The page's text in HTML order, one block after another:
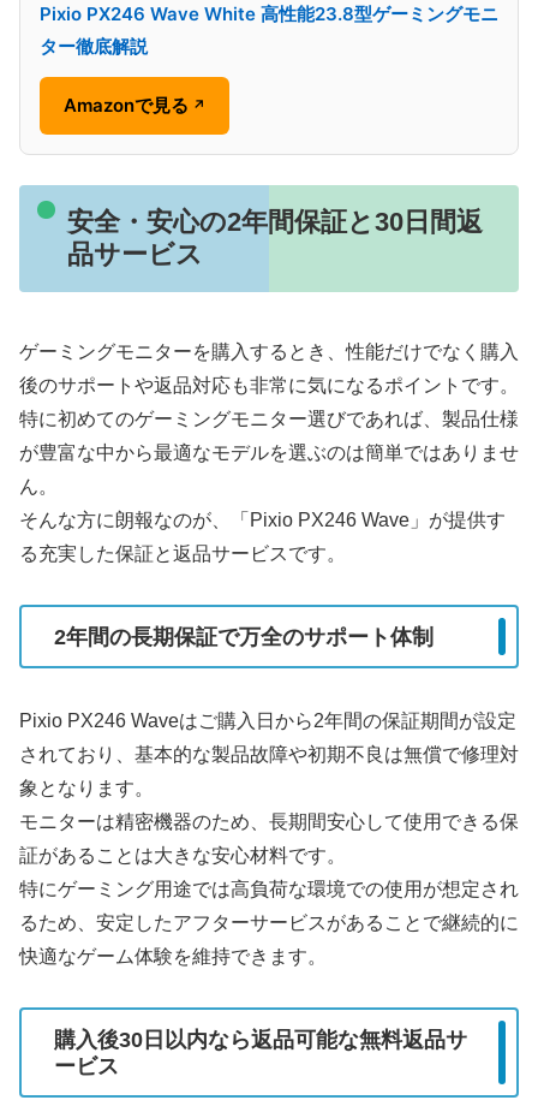
Pixio PX246 Wave White 高性能23.8型ゲーミングモニ
ター徹底解説
Amazonで見る ↗
安全・安心の2年間保証と30日間返
品サービス
ゲーミングモニターを購入するとき、性能だけでなく購入
後のサポートや返品対応も非常に気になるポイントです。
特に初めてのゲーミングモニター選びであれば、製品仕様
が豊富な中から最適なモデルを選ぶのは簡単ではありませ
ん。
そんな方に朗報なのが、「Pixio PX246 Wave」が提供す
る充実した保証と返品サービスです。
2年間の長期保証で万全のサポート体制
Pixio PX246 Waveはご購入日から2年間の保証期間が設定
されており、基本的な製品故障や初期不良は無償で修理対
象となります。
モニターは精密機器のため、長期間安心して使用できる保
証があることは大きな安心材料です。
特にゲーミング用途では高負荷な環境での使用が想定され
るため、安定したアフターサービスがあることで継続的に
快適なゲーム体験を維持できます。
購入後30日以内なら返品可能な無料返品サ
ービス